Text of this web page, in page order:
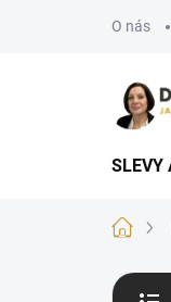
O nás
SLEVY
Domů
P